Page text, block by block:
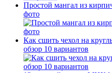
Простой мангал из
фото
Как сшить чехол на
обзор 10 вариантов